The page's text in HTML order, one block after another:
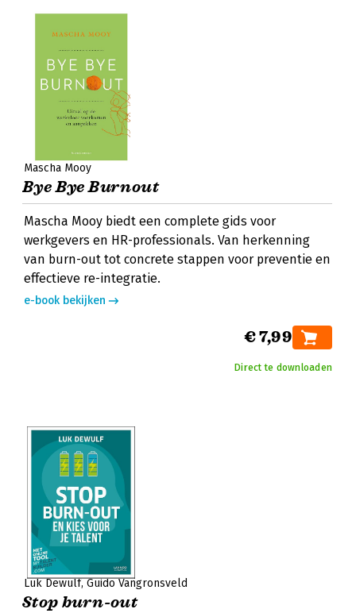
Mascha Mooy
Bye Bye Burnout
Mascha Mooy biedt een complete gids voor
werkgevers en HR-professionals. Van herkenning
van burn-out tot concrete stappen voor preventie en
effectieve re-integratie.
e-book bekijken
€ 7,99
Direct te downloaden
Luk Dewulf Guido Vangronsveld
Stop burn-out